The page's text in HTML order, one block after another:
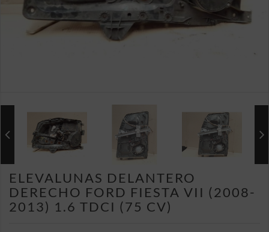
ELEVALUNAS DELANTERO
DERECHO FORD FIESTA VII (2008-
2013) 1.6 TDCI (75 CV)